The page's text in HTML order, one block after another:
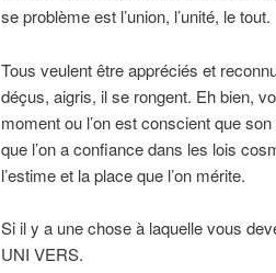
se problème est l’union, l’unité, le tout.
Tous veulent être appréciés et
déçus, aigris, il se rongent. Eh bien,
moment ou l’on est conscient que
que l’on a confiance dans les lois
l’estime et la place que l’on mérite.
Si il y a une chose à laquelle vous
UNI VERS.